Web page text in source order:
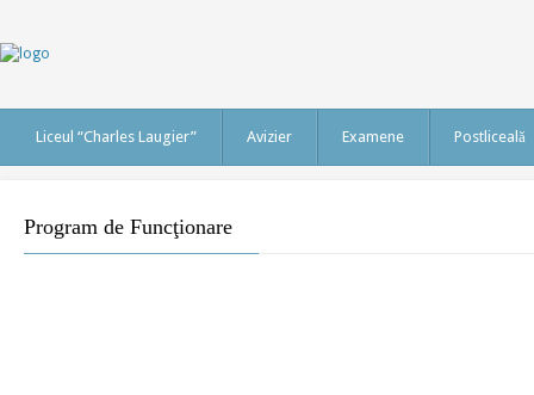
Liceul “Charles Laugier” Avizier Examene Postliceală
Program de Funcţionare